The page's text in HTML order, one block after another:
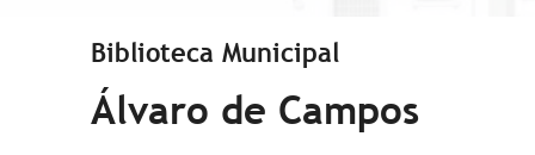
Biblioteca Municipal
Álvaro de Campos